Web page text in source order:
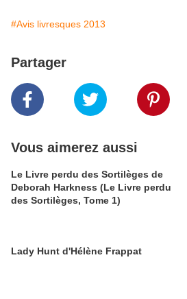
#Avis livresques 2013
Partager
Vous aimerez aussi
Le Livre perdu des Sortilèges de
Deborah Harkness (Le Livre perdu
des Sortilèges, Tome 1)
Lady Hunt d'Hélène Frappat